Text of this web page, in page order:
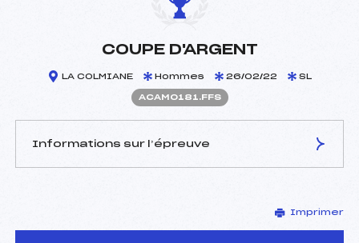
COUPE D'ARGENT
LA COLMIANE Hommes 26/02/22 SL
ACAM0181.FFS
Informations sur l’épreuve
RAYBAUD PAUL (CA)
Arbitre :
PEYTHIEU GUILLAUME
Imprimer